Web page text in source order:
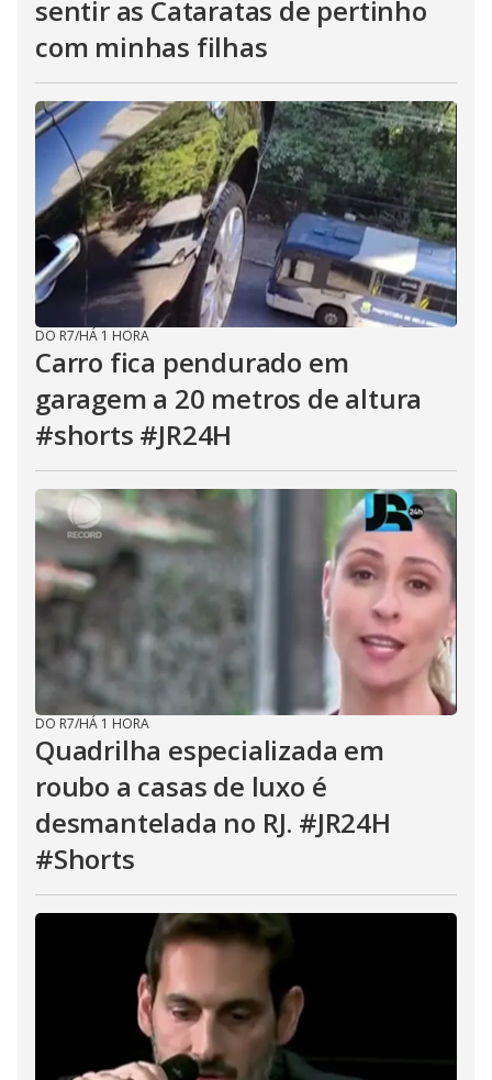
sentir as Cataratas de pertinho
com minhas filhas
DO R7/HÁ 1 HORA
Carro fica pendurado em
garagem a 20 metros de altura
#shorts #JR24H
DO R7/HÁ 1 HORA
Quadrilha especializada em
roubo a casas de luxo é
desmantelada no RJ. #JR24H
#Shorts